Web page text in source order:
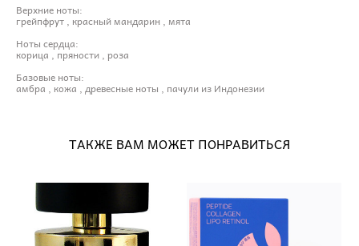
Верхние ноты:
грейпфрут , красный мандарин , мята
Ноты сердца:
корица , пряности , роза
Базовые ноты:
амбра , кожа , древесные ноты , пачули из Индонезии
ТАКЖЕ ВАМ МОЖЕТ ПОНРАВИТЬСЯ